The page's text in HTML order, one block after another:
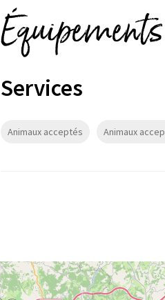
Services
Animaux acceptés Animaux